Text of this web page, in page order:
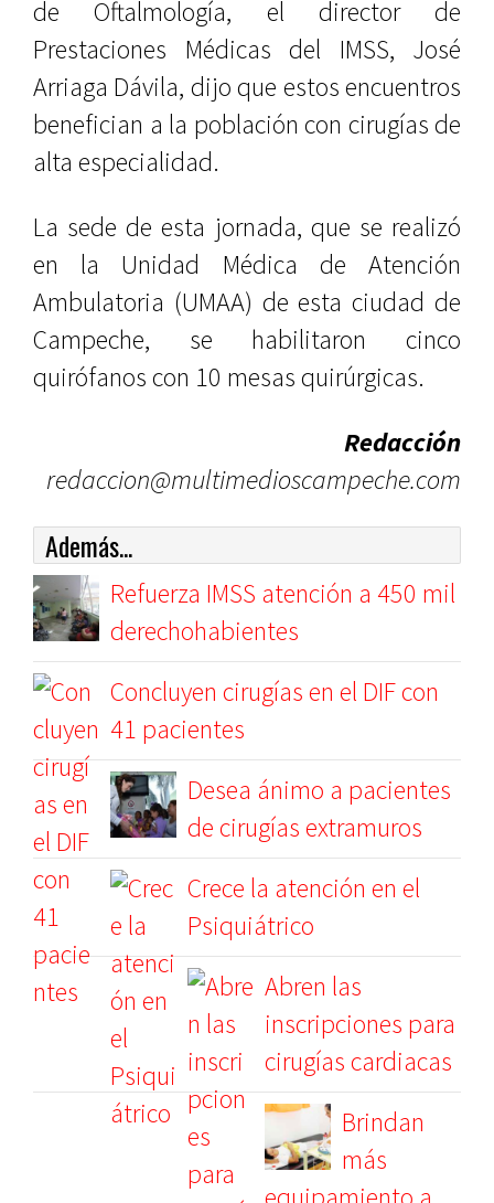
de Oftalmología, el director de
Prestaciones Médicas del IMSS, José
Arriaga Dávila, dijo que estos encuentros
benefician a la población con cirugías de
alta especialidad.
La sede de esta jornada, que se realizó
en la Unidad Médica de Atención
Ambulatoria (UMAA) de esta ciudad de
Campeche, se habilitaron cinco
quirófanos con 10 mesas quirúrgicas.
Redacción
redaccion@multimedioscampeche.com
Además...
Refuerza IMSS atención a 450 mil
derechohabientes
Concluyen cirugías en el DIF con
41 pacientes
Desea ánimo a pacientes
de cirugías extramuros
Crece la atención en el
Psiquiátrico
Abren las
inscripciones para
cirugías cardiacas
Brindan
más